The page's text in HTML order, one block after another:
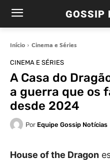
GOSSIP
Início Cinema e Séries
CINEMA E SÉRIES
A Casa do
a guerra que os
desde 2024
Por Equipe Gossip Notícias
House of the Dragon